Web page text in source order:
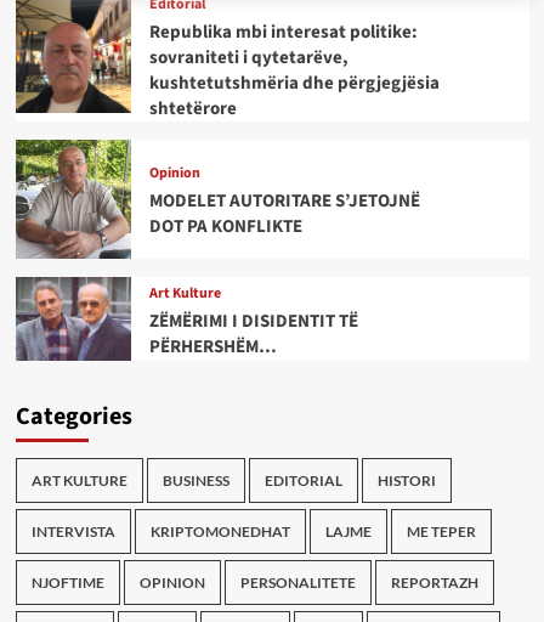
Editorial
Republika mbi interesat politike:
sovraniteti i qytetarëve,
kushtetutshmëria dhe përgjegjësia
shtetërore
Opinion
MODELET AUTORITARE S’JETOJNË
DOT PA KONFLIKTE
Art Kulture
ZËMËRIMI I DISIDENTIT TË
PËRHERSHËM…
Categories
ART KULTURE BUSINESS EDITORIAL HISTORI
INTERVISTA KRIPTOMONEDHAT LAJME ME TEPER
NJOFTIME OPINION PERSONALITETE REPORTAZH